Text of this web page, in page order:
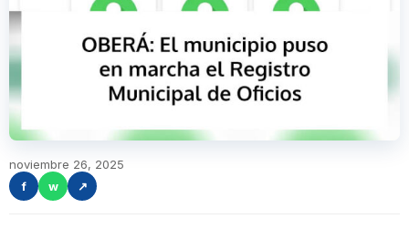
noviembre 26, 2025
f
w ↗